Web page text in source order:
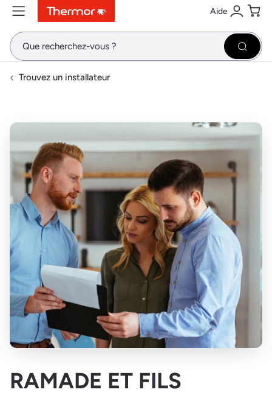
ContenuMenuRecherche Aide
Se
Trouvez un installateur
RAMADE ET FILS